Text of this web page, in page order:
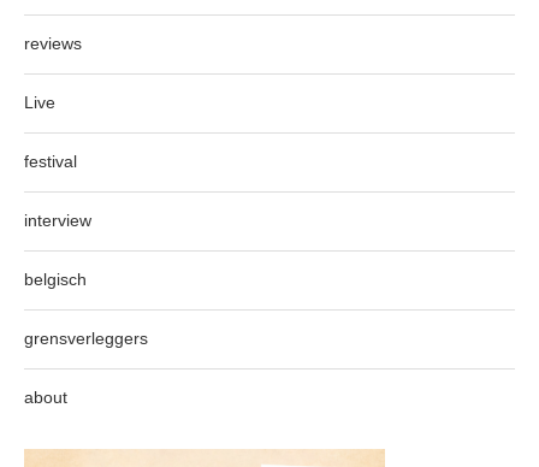
reviews
Live
festival
interview
belgisch
grensverleggers
about